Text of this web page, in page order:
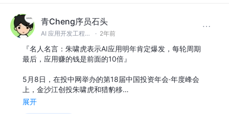
青Cheng序员石头
AI 应用开发工程师 @Love On · 2年前
『名人名言：朱啸虎表示AI应用明年肯定爆发，每轮周期
最后，应用赚的钱是前面的10倍』
5月8日，在投中网举办的第18届中国投资年会·年度峰会
上，金沙江创投朱啸虎和猎豹移…
展开